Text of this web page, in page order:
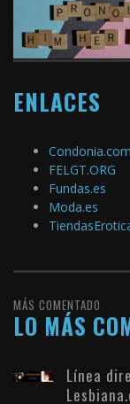
ENLACES
Condonia.com
FELGT.ORG
Fundas.es
Moda.es
MÁS COMENTADO
LO MÁS
Línea